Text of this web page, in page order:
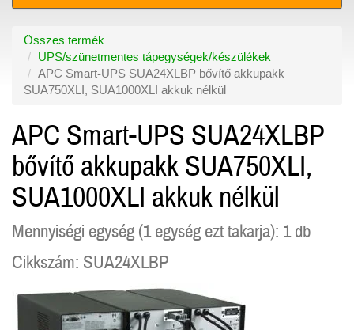
Összes termék
UPS/szünetmentes tápegységek/készülékek
APC Smart-UPS SUA24XLBP bővítő akkupakk
SUA750XLI, SUA1000XLI akkuk nélkül
APC Smart-UPS SUA24XLBP
bővítő akkupakk SUA750XLI,
SUA1000XLI akkuk nélkül
Mennyiségi egység (1 egység ezt takarja): 1 db
Cikkszám: SUA24XLBP